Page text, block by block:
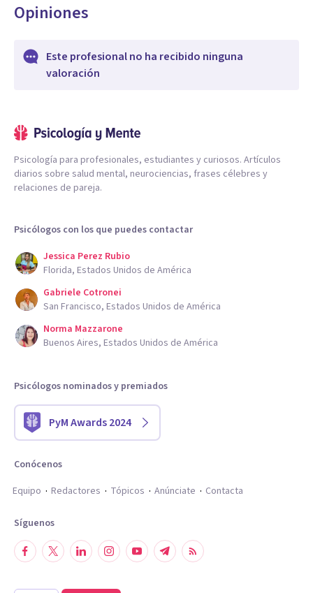
Opiniones
Este profesional no ha recibido ninguna
valoración
Psicología para profesionales, estudiantes y curiosos. Artículos
diarios sobre salud mental, neurociencias, frases célebres y
relaciones de pareja.
Psicólogos con los que puedes contactar
Jessica Perez Rubio
Florida, Estados Unidos de América
Gabriele Cotronei
San Francisco, Estados Unidos de América
Norma Mazzarone
Buenos Aires, Estados Unidos de América
Psicólogos nominados y premiados
PyM Awards 2024
Conócenos
Equipo
Redactores Tópicos Anúnciate Contacta
Síguenos